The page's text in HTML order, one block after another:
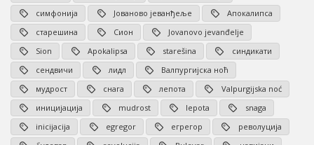
симфонија
Јованово јеванђеље
Апокалипса
старешина
Сион
Jovanovo jevanđelje
Sion
Apokalipsa starešina
синдикати
сендвичи
лидл
Валпургијска ноћ
мудрост
снага лепота
Valpurgijska noć
иницијација
mudrost lepota
snaga
inicijacija
egregor егрегор
револуција